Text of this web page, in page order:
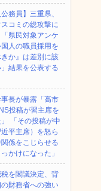
公務員】三重県、
コミの総攻撃に
県民対象アンケ
人の職員採用を
か』は差別に該
結果を公表する
長が暴露「高市
投稿が習主席を
「その投稿が中
平主席）を怒ら
係をこじらせる
かけになった」
を閣議決定、背
財務省への強い